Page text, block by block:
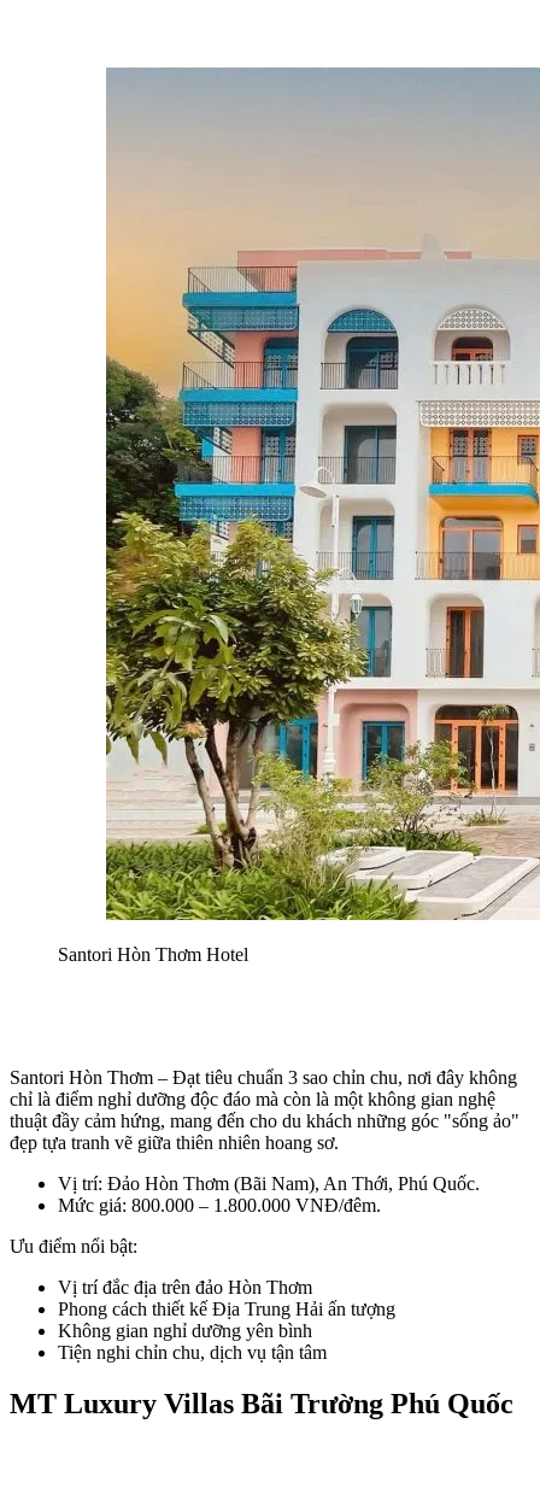
Santori Hòn Thơm Hotel
Santori Hòn Thơm – Đạt tiêu chuẩn 3 sao chỉn chu, nơi đây không
chỉ là điểm nghỉ dưỡng độc đáo mà còn là một không gian nghệ
thuật đầy cảm hứng, mang đến cho du khách những góc "sống ảo"
đẹp tựa tranh vẽ giữa thiên nhiên hoang sơ.
Vị trí: Đảo Hòn Thơm (Bãi Nam), An Thới, Phú Quốc.
Mức giá: 800.000 – 1.800.000 VNĐ/đêm.
Ưu điểm nổi bật:
Vị trí đắc địa trên đảo Hòn Thơm
Phong cách thiết kế Địa Trung Hải ấn tượng
Không gian nghỉ dưỡng yên bình
Tiện nghi chỉn chu, dịch vụ tận tâm
MT Luxury Villas Bãi Trường Phú Quốc